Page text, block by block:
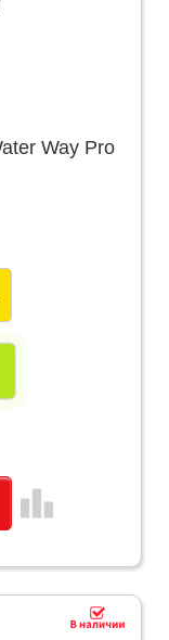
Way Pro
leaderboard